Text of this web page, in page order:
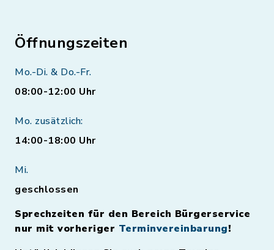
Öffnungszeiten
Mo.-Di. & Do.-Fr.
08:00-12:00 Uhr
Mo. zusätzlich:
14:00-18:00 Uhr
Mi.
geschlossen
Sprechzeiten für den Bereich Bürgerservice
nur mit vorheriger Terminvereinbarung!